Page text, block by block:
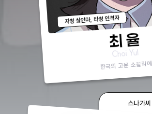
자칭 살인마, 타칭 인격자
최 율
Choi Yul
한국의 고문 소믈리에
스나가씨